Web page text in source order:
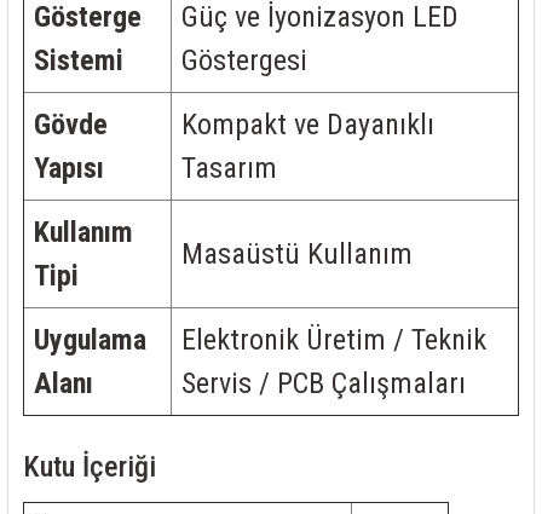
Gösterge
Sistemi
Güç ve İyonizasyon LED
Göstergesi
Gövde
Yapısı
Kompakt ve Dayanıklı
Tasarım
Kullanım
Tipi
Masaüstü Kullanım
Uygulama
Alanı
Elektronik Üretim / Teknik
Servis / PCB Çalışmaları
Kutu İçeriği